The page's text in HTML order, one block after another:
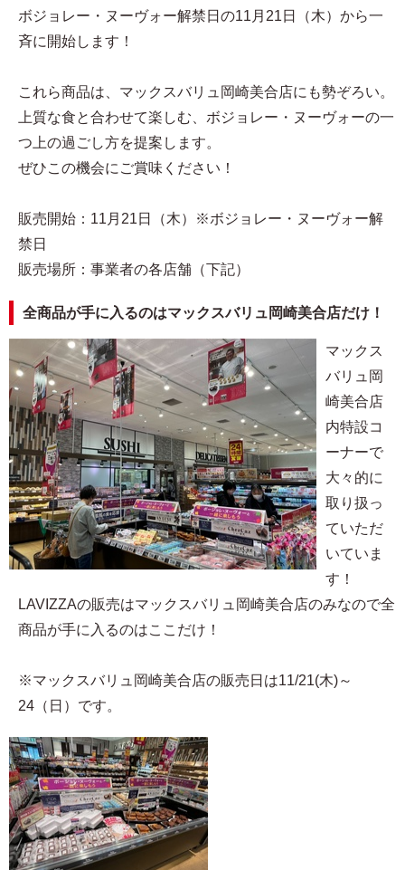
ボジョレー・ヌーヴォー解禁日の11月21日（木）から一
斉に開始します！
これら商品は、マックスバリュ岡崎美合店にも勢ぞろい。
上質な食と合わせて楽しむ、ボジョレー・ヌーヴォーの一
つ上の過ごし方を提案します。
ぜひこの機会にご賞味ください！
販売開始：11月21日（木）※ボジョレー・ヌーヴォー解
禁日
販売場所：事業者の各店舗（下記）
全商品が手に入るのはマックスバリュ岡崎美合店だけ！
マックス
バリュ岡
崎美合店
内特設コ
ーナーで
大々的に
取り扱っ
ていただ
いていま
す！
LAVIZZAの販売はマックスバリュ岡崎美合店のみなので全
商品が手に入るのはここだけ！
※マックスバリュ岡崎美合店の販売日は11/21(木)～
24（日）です。